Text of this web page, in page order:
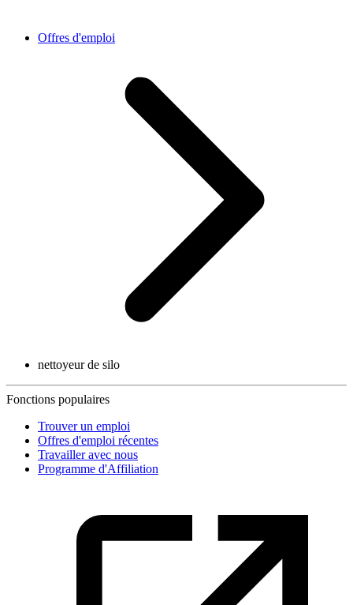
Offres d'emploi
nettoyeur de silo
Fonctions populaires
Trouver un emploi
Offres d'emploi récentes
Travailler avec nous
Programme d'Affiliation